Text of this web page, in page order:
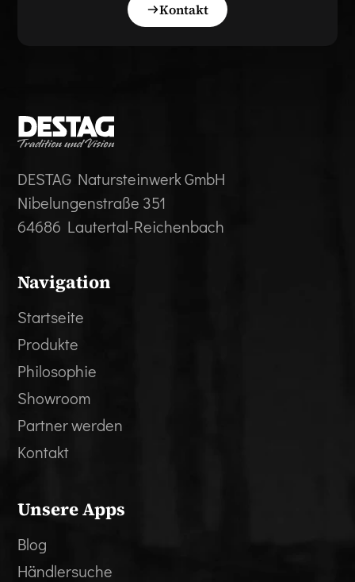
Kontakt
DESTAG Natursteinwerk GmbH
Nibelungenstraße 351
64686 Lautertal-Reichenbach
Navigation
Startseite
Produkte
Philosophie
Showroom
Partner werden
Kontakt
Unsere Apps
Blog
Händlersuche